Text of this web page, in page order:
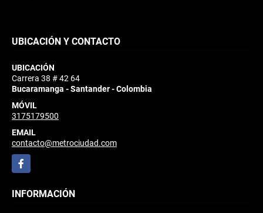
UBICACIÓN Y CONTACTO
UBICACIÓN
Carrera 38 # 42 64
Bucaramanga - Santander - Colombia
MÓVIL
3175179500
EMAIL
contacto@metrociudad.com
Facebook
INFORMACIÓN